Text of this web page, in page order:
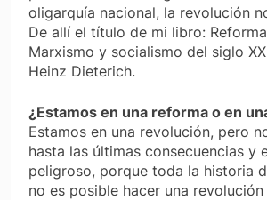
oligarquía nacional, la revolución
De allí el título de mi libro:
Marxismo y socialismo del siglo
Heinz Dieterich.
¿Estamos en una reforma o en
Estamos en una revolución, pero
hasta las últimas consecuencias y
peligroso, porque toda la historia
no es posible hacer una revolución